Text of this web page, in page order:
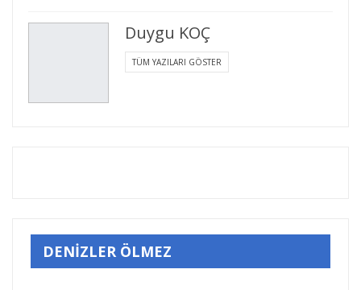
Duygu KOÇ
TÜM YAZILARI GÖSTER
DENİZLER ÖLMEZ